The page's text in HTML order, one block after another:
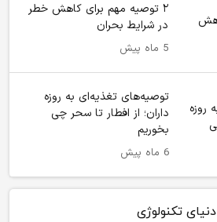
۲ توصیه‌ مهم برای کاهش خطر
در شرایط بحران
5 ماه پیش
توصیه‌های تغذیه‌ای به روزه
داران؛ از افطار تا سحر چی
بخوریم
6 ماه پیش
دنیای تکنولوژی